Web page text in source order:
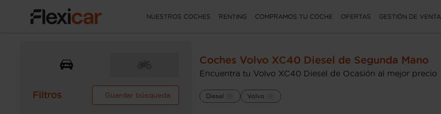
NUESTROS COCHES RENTING COMPRAMOS TU COCHE OFERTAS GESTIÓN DE VENTA
Filtros Guardar búsqueda
Coches Volvo XC40 Diesel de Segunda Mano
Encuentra tu Volvo XC40 Diesel de Ocasión al mejor precio
Diesel Volvo